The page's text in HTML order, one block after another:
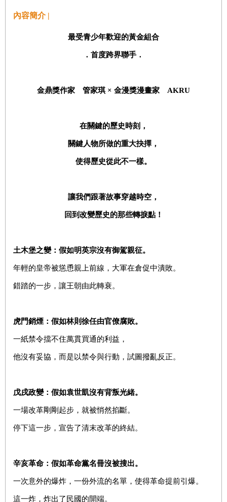
內容簡介 |
最受青少年歡迎的黃金組合
．首度跨界聯手．
金鼎獎作家 管家琪 × 金漫獎漫畫家 AKRU
在關鍵的歷史時刻，
關鍵人物所做的重大抉擇，
使得歷史從此不一樣。
讓我們跟著故事穿越時空，
回到改變歷史的那些轉捩點！
土木堡之變：假如明英宗沒有御駕親征。
年輕的皇帝被慫恿親上前線，大軍在倉促中潰敗。
錯踏的一步，讓王朝由此轉衰。
虎門銷煙：假如林則徐任由官僚腐敗。
一紙禁令擋不住萬貫買通的利益，
他沒有妥協，而是以禁令與行動，試圖撥亂反正。
戊戌政變：假如袁世凱沒有背叛光緒。
一場改革剛剛起步，就被悄然掐斷。
停下這一步，宣告了清末改革的終結。
辛亥革命：假如革命黨名冊沒被搜出。
一次意外的爆炸，一份外流的名單，使得革命提前引爆。
這一炸，炸出了民國的開端。